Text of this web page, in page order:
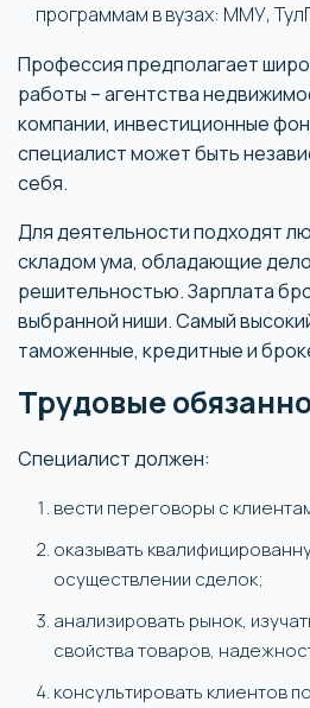
программам в вузах: ММУ,
Профессия предполагает
работы – агентства
компании, инвестиционные
специалист может быть
себя.
Для деятельности подходят
складом ума, обладающие
решительностью. Зарплата
выбранной ниши. Самый
таможенные, кредитные и
Трудовые
Специалист должен:
вести переговоры с
оказывать
осуществлении сделок;
анализировать рынок,
свойства товаров,
консультировать клиентов